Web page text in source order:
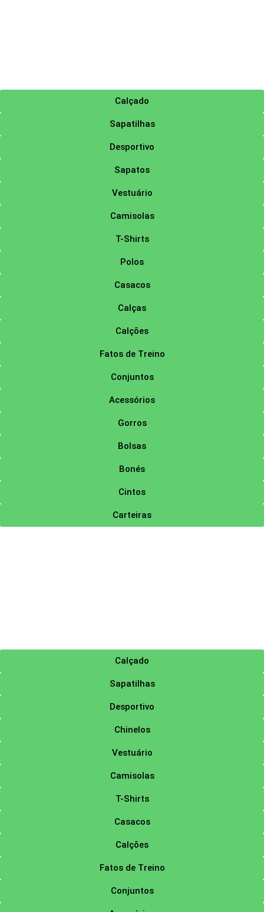
Calçado
Sapatilhas
Desportivo
Sapatos
Vestuário
Camisolas
T-Shirts
Polos
Casacos
Calças
Calções
Fatos de Treino
Conjuntos
Acessórios
Gorros
Bolsas
Bonés
Cintos
Carteiras
Calçado
Sapatilhas
Desportivo
Chinelos
Vestuário
Camisolas
T-Shirts
Casacos
Calções
Fatos de Treino
Conjuntos